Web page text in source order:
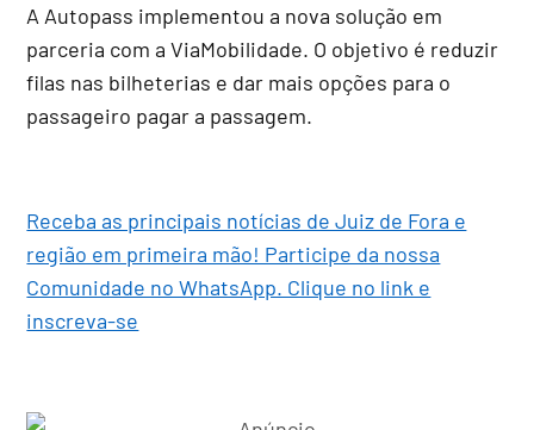
A Autopass implementou a nova solução em
parceria com a ViaMobilidade. O objetivo é reduzir
filas nas bilheterias e dar mais opções para o
passageiro pagar a passagem.
Receba as principais notícias de Juiz de Fora e
região em primeira mão! Participe da nossa
Comunidade no WhatsApp. Clique no link e
inscreva-se